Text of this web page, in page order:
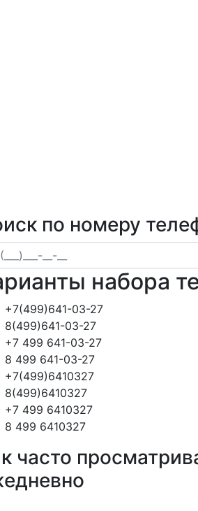
по номеру
набора
+7(499)641-03-27
8(499)641-03-27
+7 499 641-03-27
8 499 641-03-27
+7(499)6410327
8(499)6410327
+7 499 6410327
8 499 6410327
часто